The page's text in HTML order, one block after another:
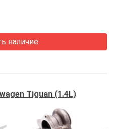
наличие
Tiguan (1.4L)